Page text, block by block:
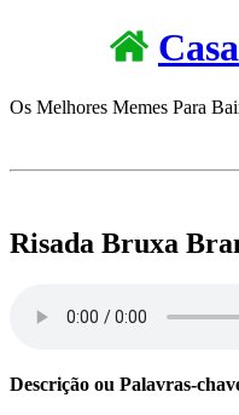
Os Melhores Memes Para
Risada Bruxa
Descrição ou Palavras-